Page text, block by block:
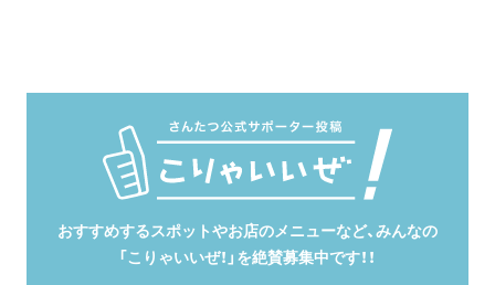
おすすめするスポットやお店のメニューなど、みんなの
「こりゃいいぜ！」を絶賛募集中です！！